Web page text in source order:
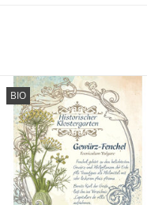
BIO
Entdecken Sie unser seltenes,
historisches Heilkraut wieder, das
fast in Vergessenheit geraten ist!
ZUM WARENKORB HINZUFÜGEN